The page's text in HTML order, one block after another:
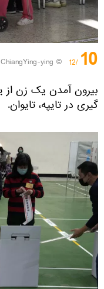
10
/12
© AP Photo / ChiangYing-ying
بیرون آمدن یک زن
گیری در تایپه، تایوان.